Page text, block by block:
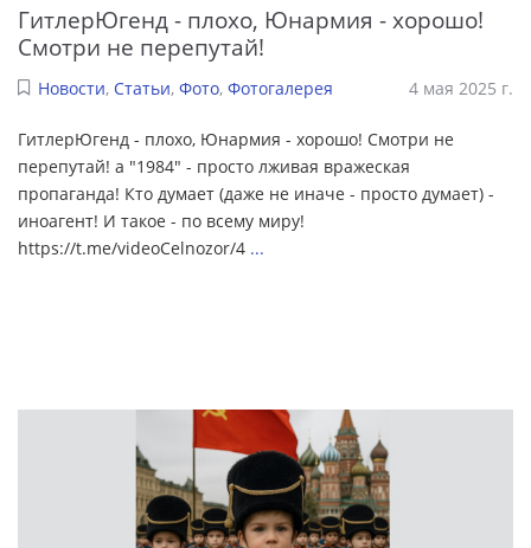
ГитлерЮгенд - плохо, Юнармия - хорошо!
Смотри не перепутай!
Новости, Статьи, Фото, Фотогалерея 4 мая 2025 г.
ГитлерЮгенд - плохо, Юнармия - хорошо! Смотри не
перепутай! а "1984" - просто лживая вражеская
пропаганда! Кто думает (даже не иначе - просто думает) -
иноагент! И такое - по всему миру!
https://t.me/videoCelnozor/4 ...